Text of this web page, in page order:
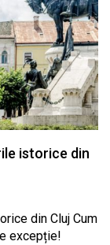
istorice din
din Cluj Cum
excepție!